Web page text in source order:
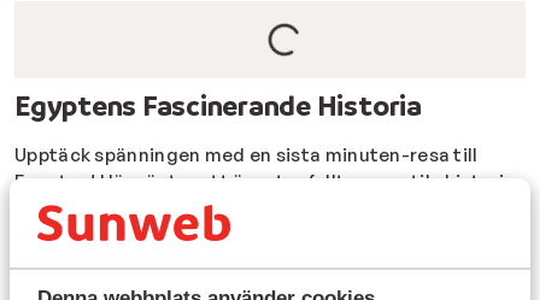
Egyptens Fascinerande Historia
Upptäck spänningen med en sista minuten-resa till
Egypten! Här väntar ett äventyr fyllt av mystik, historia
och avslappning. Besök ikoniska platser som de
mäktiga pyramiderna och den mytomspunna Sfinksen,
erbjuder oändliga möjligheter för en resa full av